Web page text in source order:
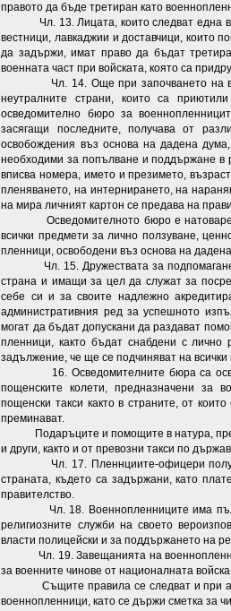
правото да бъде третиран като
Чл. 13. Лицата, които следват една
вестници, лавкаджии и доставчици, които
да задържи, имат право да бъдат
военната част при войската, която са
Чл. 14. Още при започването на
неутралните страни, които са
осведомително бюро за
засягащи последните, получава от
освобождения въз основа на дадена
необходими за попълване и поддържане в
вписва номера, името и презимето,
пленяването, на интернирането, на
на мира личният картон се предава на
Осведомителното бюро е натоварено
всички предмети за лично ползуване,
пленници, освободени въз основа на
Чл. 15. Дружествата за подпомагане
страна и имащи за цел да служат за
себе си и за своите надлежно
административния ред за успешното
могат да бъдат допускани да раздават
пленници, както бъдат снабдени с
задължение, че ще се подчиняват на
16. Осведомителните бюра са
пощенските колети, предназначени за
пощенски такси както в страните, от
преминават.
Подаръците и помощите в натура,
и други, както и от превозни такси по
Чл. 17. Пленнциите-офицери
страната, където са задържани, като
правителство.
Чл. 18. Военнопленниците има пълна
религиозните служби на своето
власти полицейски и за поддържането на
Чл. 19. Завещанията на
за военните чинове от националната
Същите правила се следват и при
военнопленници, като се държи сметка за